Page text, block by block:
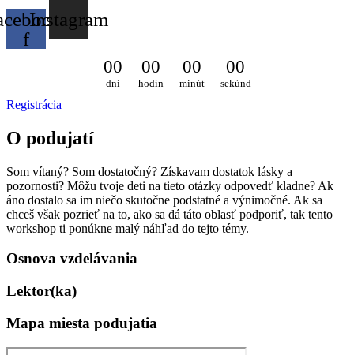
f
Instagram
00
dní
00
hodín
00
minút
00
sekúnd
Registrácia
O podujatí
Som vítaný? Som dostatočný? Získavam dostatok lásky a
pozornosti? Môžu tvoje deti na tieto otázky odpovedť kladne? Ak
áno dostalo sa im niečo skutočne podstatné a výnimočné. Ak sa
chceš však pozrieť na to, ako sa dá táto oblasť podporiť, tak tento
workshop ti ponúkne malý náhľad do tejto témy.
Osnova vzdelávania
Lektor(ka)
Mapa miesta podujatia​